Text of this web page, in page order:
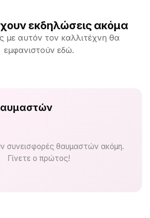
εκδηλώσεις ακόμα
με αυτόν τον καλλιτέχνη θα
εμφανιστούν εδώ.
συνεισφορές θαυμαστών ακόμη.
Γίνετε ο πρώτος!